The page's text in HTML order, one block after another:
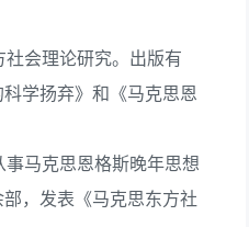
会理论研究。出版有
学扬弃》和《马克思恩
马克思恩格斯晚年思想
，发表《马克思东方社